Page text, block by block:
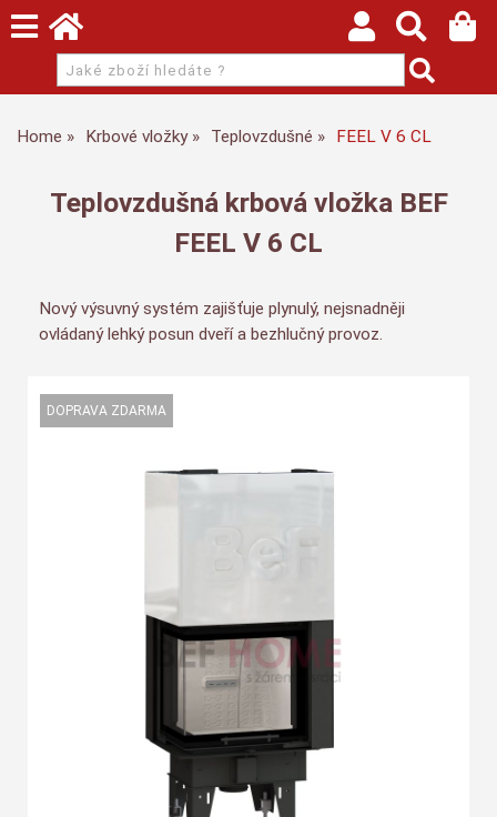
Home Krbové vložky Teplovzdušné FEEL V 6 CL
Teplovzdušná krbová vložka BEF
FEEL V 6 CL
Nový výsuvný systém zajišťuje plynulý, nejsnadněji
ovládaný lehký posun dveří a bezhlučný provoz.